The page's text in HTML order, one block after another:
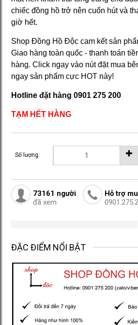
chiếc đồng hồ trở nên cuốn hút và
giờ hết.
Shop Đồng Hồ Độc cam kết sản
Giao hàng toàn quốc - thanh toán
hàng. Click ngay vào nút đặt mua
ngay sản phẩm cực HOT này!
Hotline đặt hàng 0901 275 200
TẠM HẾT HÀNG
Số lượng:
73161 người
đã xem
Hỗ trợ
ĐẶC ĐIỂM NỔI BẬT